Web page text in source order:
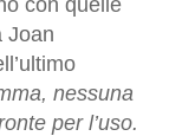
Joan
nessuna
per l’uso.